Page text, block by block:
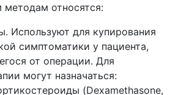
относятся:
Используют для купирования
симптоматики у пациента,
от операции. Для
могут назначаться:
(Dexamethasone,